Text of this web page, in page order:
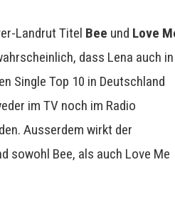
Landrut Titel Bee und Love
dass Lena auch in
Single Top 10 in Deutschland
im TV noch im Radio
Ausserdem wirkt der
sowohl Bee, als auch Love Me